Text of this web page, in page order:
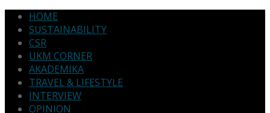
HOME
SUSTAINABILITY
CSR
UKM CORNER
AKADEMIKA
TRAVEL & LIFESTYLE
INTERVIEW
OPINION